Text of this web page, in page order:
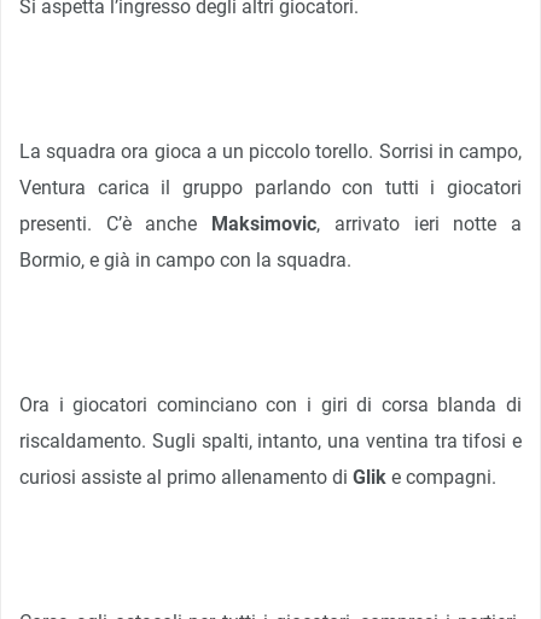
Si aspetta l’ingresso degli altri giocatori.
La squadra ora gioca a un piccolo torello. Sorrisi in campo,
Ventura carica il gruppo parlando con tutti i giocatori
presenti. C’è anche Maksimovic, arrivato ieri notte a
Bormio, e già in campo con la squadra.
Ora i giocatori cominciano con i giri di corsa blanda di
riscaldamento. Sugli spalti, intanto, una ventina tra tifosi e
curiosi assiste al primo allenamento di Glik e compagni.